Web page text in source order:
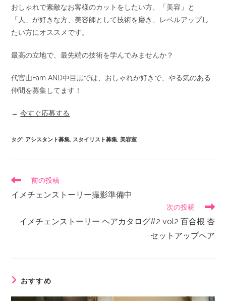
おしゃれで素敵なお客様のカットをしたい方、「美容」と
「人」が好きな方、美容師として技術を磨き、レベルアップし
たい方にオススメです。
最高の立地で、最先端の技術を学んでみませんか？
代官山Fam AND中目黒では、おしゃれが好きで、やる気のある
仲間を募集してます！
→今すぐ応募する
タグ: アシスタント募集, スタイリスト募集, 美容室
前の投稿
イメチェンストーリー撮影準備中
次の投稿
イメチェンストーリー ヘアカタログ#2 vol2 百合根 杏
セットアップヘア
おすすめ